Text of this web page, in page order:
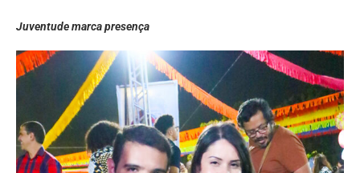
Juventude marca presença